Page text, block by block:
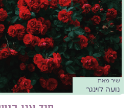
שיר מאת
נועה לוינגר